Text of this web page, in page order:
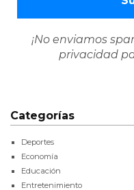
¡No enviamos
privacidad
Categorías
Deportes
Economía
Educación
Entretenimiento